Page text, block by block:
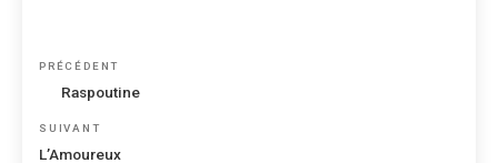
Navigation
Article
PRÉCÉDENT
Raspoutine
Article
suivant
SUIVANT
L’Amoureux